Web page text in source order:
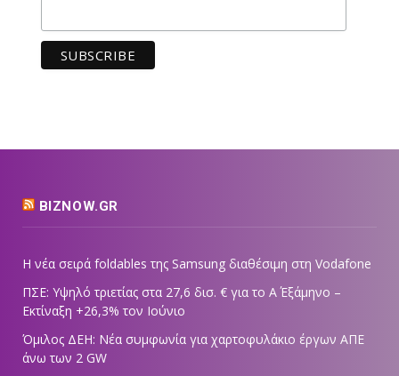
BIZNOW.GR
Η νέα σειρά foldables της Samsung διαθέσιμη στη Vodafone
ΠΣΕ: Υψηλό τριετίας στα 27,6 δισ. € για το Α΄ Εξάμηνο –
Εκτίναξη +26,3% τον Ιούνιο
Όμιλος ΔΕΗ: Νέα συμφωνία για χαρτοφυλάκιο έργων ΑΠΕ
άνω των 2 GW